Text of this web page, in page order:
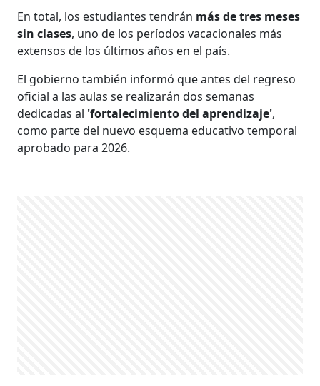
En total, los estudiantes tendrán más de tres meses
sin clases, uno de los períodos vacacionales más
extensos de los últimos años en el país.
El gobierno también informó que antes del regreso
oficial a las aulas se realizarán dos semanas
dedicadas al 'fortalecimiento del aprendizaje',
como parte del nuevo esquema educativo temporal
aprobado para 2026.